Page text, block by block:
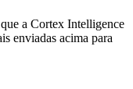
a Cortex Intelligence
enviadas acima para